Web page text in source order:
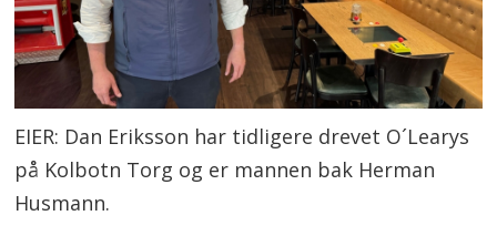
EIER: Dan Eriksson har tidligere drevet O´Learys
på Kolbotn Torg og er mannen bak Herman
Husmann.